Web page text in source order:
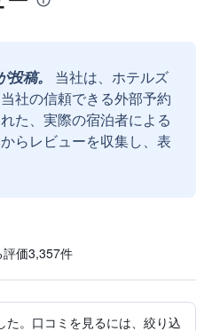
稿。
当社は、ホテルズ
社の信頼できる外部予約
た、実際の宿泊者による
らレビューを収集し、表
価3,357​件
た。口コミを見るには、絞り込